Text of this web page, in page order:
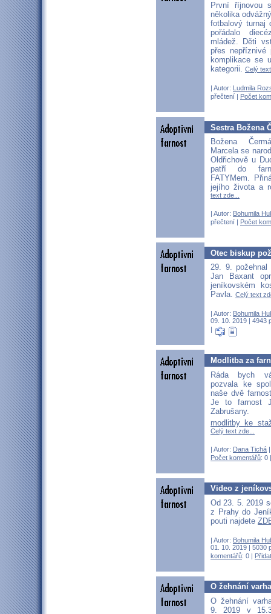
První říjnovou
několika
fotbalový turnaj
pořádalo
mládež. Děti
přes nepříznivé
komplikace se
kategorii. Celý
| Autor: Ludmila
přečtení | Počet
Sestra Božena
Božena
Marcela se
Oldřichově u
patří do
FATYMem.
jejího života a
text zde...
| Autor: Bohumila
přečtení |
Počet
Otec biskup
29. 9. požehnal
Jan Baxant
jeníkovském
Pavla. Celý text
| Autor: Bohumila
09. 10. 2019 | 4943
Modlitba za
Ráda bych
pozvala ke
naše dvě
Je to farnost
Zabrušany.
modlitby ke
Celý text zde...
| Autor: Dana Tichá
Počet komentářů: 0
Video z
Od 23. 5. 2019
z Prahy do
pouti najdete
| Autor: Bohumila
01. 10. 2019 | 5030
komentářů: 0 |
O žehnání
O žehnání
9. 2019 v